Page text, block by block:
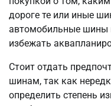
дороге те или иные
автомобильные шины
избежать
Стоит отдать
шинам, так как
определить степень